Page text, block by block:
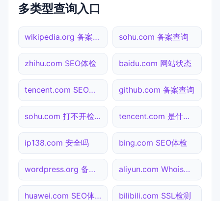
多类型查询入口
wikipedia.org 备案查询 sohu.com 备案查询
zhihu.com SEO体检 baidu.com 网站状态
tencent.com SEO体检 github.com 备案查询
sohu.com 打不开检测 tencent.com 是什么网站
ip138.com 安全吗 bing.com SEO体检
wordpress.org 备案查询 aliyun.com Whois查询
huawei.com SEO体检 bilibili.com SSL检测